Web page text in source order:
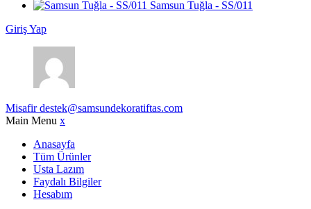
Samsun Tuğla - SS/011
Giriş Yap
Misafirdestek@samsundekoratiftas.com
Main Menu x
Anasayfa
Tüm Ürünler
Usta Lazım
Faydalı Bilgiler
Hesabım